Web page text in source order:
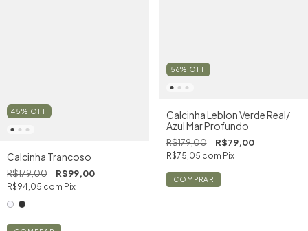
45% OFF
Calcinha Trancoso
R$179,00 R$99,00
R$94,05 com Pix
56% OFF
Calcinha Leblon Verde Real/
Azul Mar Profundo
R$179,00 R$79,00
R$75,05 com Pix
COMPRAR